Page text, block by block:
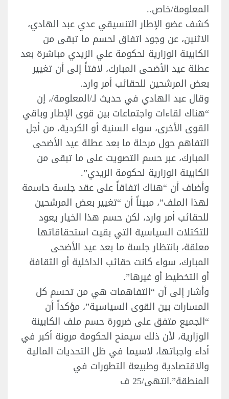
المعلومة/خاص..
كشف عضو الإطار التنسيقي عدي عبد الهادي،
الاثنين، عن وجود اتفاق لحسم ما تبقى من
الكابينة الوزارية لحكومة علي الزيدي مباشرة بعد
عطلة عيد الأضحى المبارك، لافتاً إلى أن تغيير
بعض المرشحين للحقائب أمر وارد.
وقال عبد الهادي في حديث لـ/المعلومة/، إن
“هناك لقاءات واجتماعات بين قوى الإطار وباقي
القوى الأخرى، سواء السنية أو الكردية، من أجل
التفاهم حول مرحلة ما بعد عطلة عيد الأضحى
المبارك، عبر حسم التصويت على ما تبقى من
الكابينة الوزارية لحكومة الزيدي”.
وأضاف أن “هناك اتفاقاً على عقد جلسة حاسمة
لهذا الملف”، مبيناً أن “تغيير بعض المرشحين
للحقائب أمر وارد، لكن حسم هذا الخيار يعود
للتكتلات السياسية التي بقيت استحقاقاتها
معلقة، بانتظار جلسة ما بعد عيد الأضحى
المبارك، سواء كانت حقائب الداخلية أو الثقافة
أو التخطيط أو غيرها”.
وأشار إلى أن “التفاهمات هي من تحسم كل
المسارات بين القوى السياسية”، مؤكداً أن
“الجميع متفق على ضرورة حسم ملف الكابينة
الوزارية، لأن ذلك سيمنح الحكومة مرونة أكبر في
أداء واجباتها، لاسيما في ظل التحديات المالية
والاقتصادية وطبيعة التطورات في
المنطقة”.انتهى/25 ف